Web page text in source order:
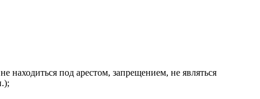
находиться под арестом, запрещением, не являться